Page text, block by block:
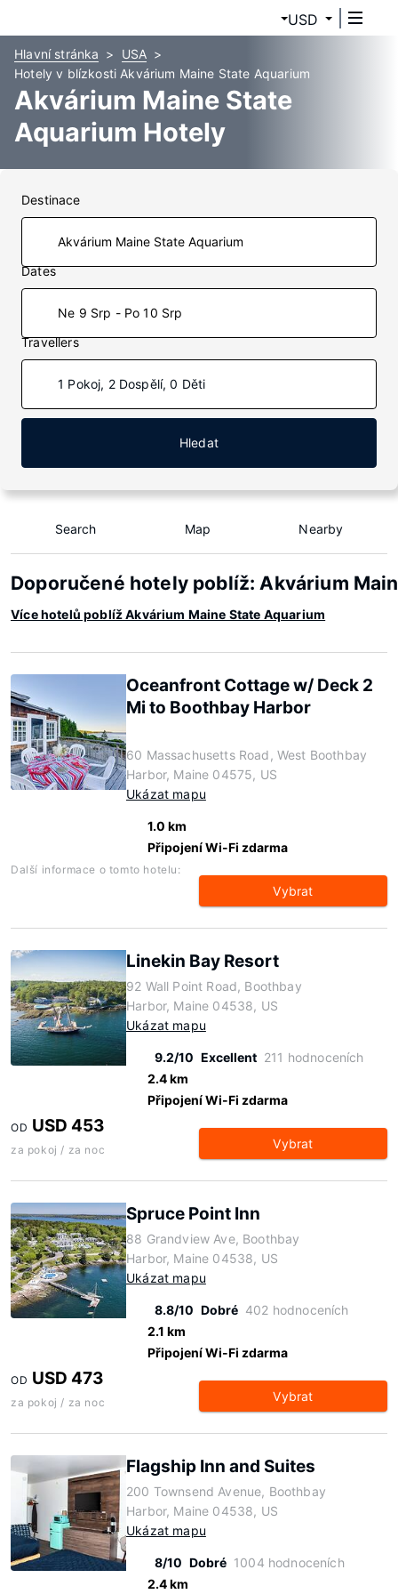
USD
Hlavní stránka
USA
Hotely v blízkosti Akvárium Maine State Aquarium
Akvárium Maine State
Aquarium Hotely
Destinace
Dates
Ne 9 Srp - Po 10 Srp
Travellers
1 Pokoj, 2 Dospělí, 0 Děti
Hledat
Search Map Nearby
Doporučené hotely poblíž: Akvárium
Více hotelů poblíž Akvárium Maine State Aquarium
Oceanfront Cottage w/ Deck 2
Mi to Boothbay Harbor
60 Massachusetts Road, West Boothbay
Harbor, Maine 04575, US
Ukázat mapu
1.0 km
Připojení Wi-Fi zdarma
Další informace o tomto hotelu:
Vybrat
Linekin Bay Resort
92 Wall Point Road, Boothbay
Harbor, Maine 04538, US
Ukázat mapu
9.2/10 Excellent 211 hodnoceních
2.4 km
Připojení Wi-Fi zdarma
OD USD 453
za pokoj / za noc Vybrat
Spruce Point Inn
88 Grandview Ave, Boothbay
Harbor, Maine 04538, US
Ukázat mapu
8.8/10 Dobré 402 hodnoceních
2.1 km
Připojení Wi-Fi zdarma
OD USD 473
za pokoj / za noc Vybrat
Flagship Inn and Suites
200 Townsend Avenue, Boothbay
Harbor, Maine 04538, US
Ukázat mapu
8/10 Dobré 1004 hodnoceních
2.4 km